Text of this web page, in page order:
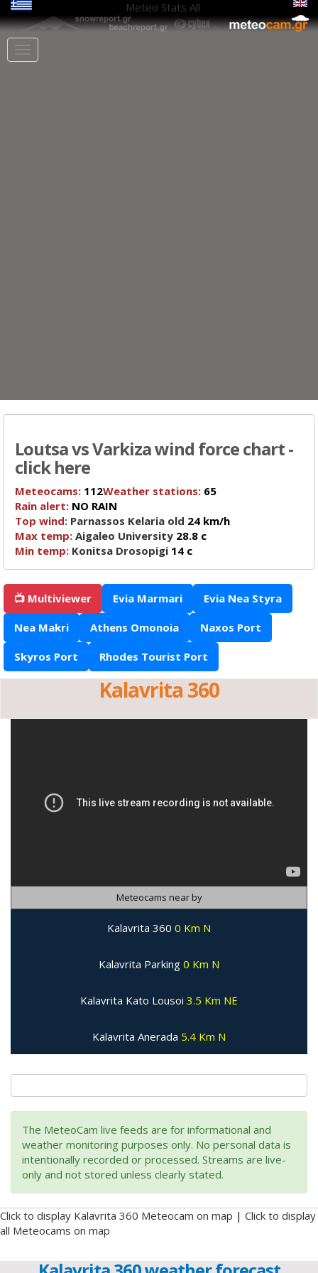
Meteo Stats All
Loutsa vs Varkiza wind force chart -
click here
Meteocams: 112Weather stations: 65
Rain alert: NO RAIN
Top wind: Parnassos Kelaria old 24 km/h
Max temp: Aigaleo University 28.8 c
Min temp: Konitsa Drosopigi 14 c
📺 Multiviewer Evia Marmari Evia Nea Styra
Nea Makri Athens Omonoia Naxos Port
Skyros Port Rhodes Tourist Port
Kalavrita 360
Meteocams near by
Kalavrita 360 0 Km N
Kalavrita Parking 0 Km N
Kalavrita Kato Lousoi 3.5 Km NE
Kalavrita Anerada 5.4 Km N
The MeteoCam live feeds are for informational and
weather monitoring purposes only. No personal data is
intentionally recorded or processed. Streams are live-
only and not stored unless clearly stated.
Click to display Kalavrita 360 Meteocam on map | Click to display
all Meteocams on map